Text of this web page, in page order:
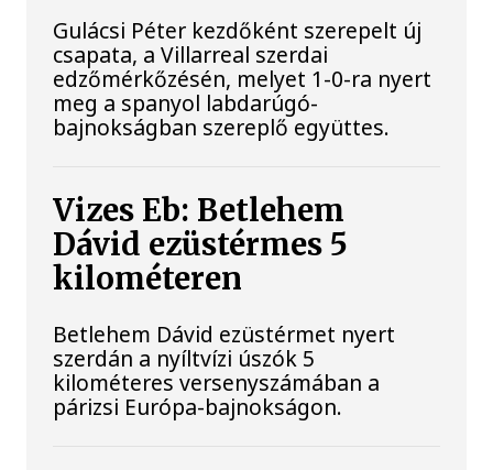
Gulácsi Péter kezdőként szerepelt új
csapata, a Villarreal szerdai
edzőmérkőzésén, melyet 1-0-ra nyert
meg a spanyol labdarúgó-
bajnokságban szereplő együttes.
Vizes Eb: Betlehem
Dávid ezüstérmes 5
kilométeren
Betlehem Dávid ezüstérmet nyert
szerdán a nyíltvízi úszók 5
kilométeres versenyszámában a
párizsi Európa-bajnokságon.